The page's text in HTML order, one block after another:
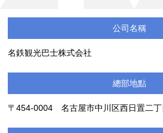
公司名稱
名鉄観光巴士株式会社
總部地點
〒454-0004 名古屋市中川区西日置二丁